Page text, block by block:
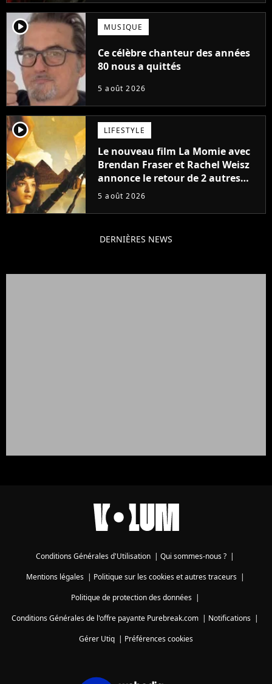
player2 MUSIQUE
Ce célèbre chanteur des années
80 nous a quittés
5 août 2026
player2 LIFESTYLE
Le nouveau film La Momie avec
Brendan Fraser et Rachel Weisz
annonce le retour de 2 autres
personnages emblématiques de
5 août 2026
DERNIÈRES NEWS
Conditions Générales d'Utilisation | Qui sommes-nous ? |
Mentions légales| Politique sur les cookies et autres traceurs|
Politique de protection des données|
Conditions Générales de l'offre payante Purebreak.com | Notifications |
Gérer Utiq | Préférences cookies